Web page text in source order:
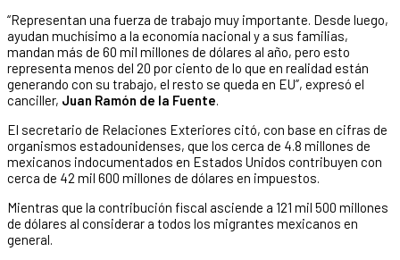
“Representan una fuerza de trabajo muy importante. Desde luego,
ayudan muchísimo a la economía nacional y a sus familias,
mandan más de 60 mil millones de dólares al año, pero esto
representa menos del 20 por ciento de lo que en realidad están
generando con su trabajo, el resto se queda en EU”, expresó el
canciller, Juan Ramón de la Fuente.
El secretario de Relaciones Exteriores citó, con base en cifras de
organismos estadounidenses, que los cerca de 4.8 millones de
mexicanos indocumentados en Estados Unidos contribuyen con
cerca de 42 mil 600 millones de dólares en impuestos.
Mientras que la contribución fiscal asciende a 121 mil 500 millones
de dólares al considerar a todos los migrantes mexicanos en
general.